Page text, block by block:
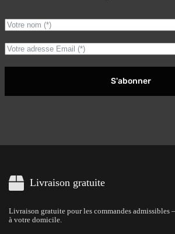
S'abonner
Livraison gratuite
Livraison gratuite pour les commandes
à votre domicile.